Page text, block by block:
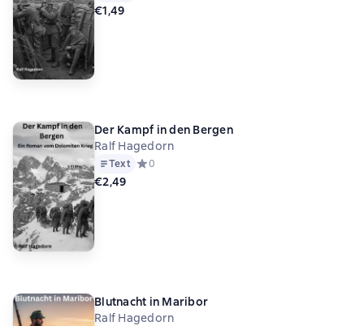
€1,49
Der Kampf in den Bergen
Ralf Hagedorn
Text Средний рейтинг 0 на основе 0 оценок
0
€2,49
Blutnacht in Maribor
Ralf Hagedorn